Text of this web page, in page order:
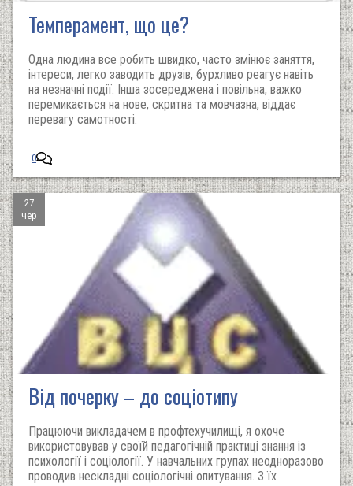
Темперамент, що це?
Одна людина все робить швидко, часто змінює заняття,
інтереси, легко заводить друзів, бурхливо реагує навіть
на незначні події. Інша зосереджена і повільна, важко
перемикається на нове, скритна та мовчазна, віддає
перевагу самотності.
0
27
чер
Від почерку – до соціотипу
Працюючи викладачем в профтехучилищі, я охоче
використовував у своїй педагогічній практиці знання із
психології і соціології. У навчальних групах неодноразово
проводив нескладні соціологічні опитування. З їх